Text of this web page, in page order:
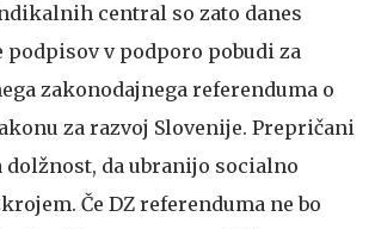
central so zato danes
podpisov v podporo pobudi za
zakonodajnega referenduma o
za razvoj Slovenije. Prepričani
dolžnost, da ubranijo socialno
Če DZ referenduma ne bo